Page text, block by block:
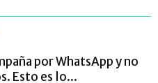
por WhatsApp y no
Esto es lo...